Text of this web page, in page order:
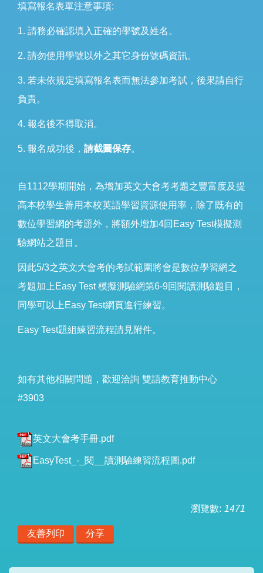
填寫報名表單注意事項:
1. 請務必確認填入正確的學號及姓名。
2. 請勿使用學號以外之其它身份號碼資訊。
3. 若未依規定填寫報名表而無法參加考試，後果請自行
負責。
4. 報名後不得取消。
5. 報名成功後， 請截圖保存。
自1112學期開始，為增加英文大會考考題之豐富度及提
高本校學生善用本校英語學習資源使用率，除了既有的
數位學習網的考題外，將額外增加4回Easy Test模擬測
驗網站之題目。
因此5/3之英文大會考的考試範圍將會是數位學習網之
考題加上Easy Test 模擬測驗網第6-9回閱讀測驗題目，
同學可以上Easy Test網頁進行練習。
Easy Test題組練習流程請見附件。
如有其他相關問題，歡迎洽詢 雙語教育推動中心
#3903
英文大會考手冊.pdf
EasyTest_-_閱__讀測驗練習流程圖.pdf
瀏覽數: 1471
友善列印 分享